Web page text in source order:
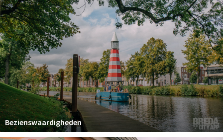
Bezienswaardigheden